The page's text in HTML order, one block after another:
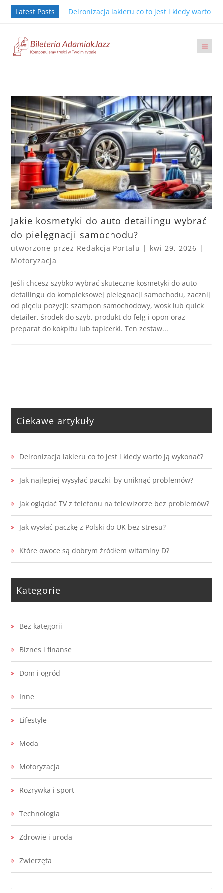
Latest Posts Deironizacja lakieru co to jest i kiedy warto ją
Jakie kosmetyki do auto detailingu wybrać
do pielęgnacji samochodu?
utworzone przez Redakcja Portalu | kwi 29, 2026 |
Motoryzacja
Jeśli chcesz szybko wybrać skuteczne kosmetyki do auto
detailingu do kompleksowej pielęgnacji samochodu, zacznij
od pięciu pozycji: szampon samochodowy, wosk lub quick
detailer, środek do szyb, produkt do felg i opon oraz
preparat do kokpitu lub tapicerki. Ten zestaw...
Ciekawe artykuły
Deironizacja lakieru co to jest i kiedy warto ją wykonać?
Jak najlepiej wysyłać paczki, by uniknąć problemów?
Jak oglądać TV z telefonu na telewizorze bez problemów?
Jak wysłać paczkę z Polski do UK bez stresu?
Które owoce są dobrym źródłem witaminy D?
Kategorie
Bez kategorii
Biznes i finanse
Dom i ogród
Inne
Lifestyle
Moda
Motoryzacja
Rozrywka i sport
Technologia
Zdrowie i uroda
Zwierzęta